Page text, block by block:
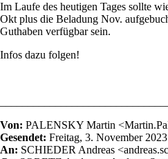
Im Laufe des heutigen Tages sollte
Okt plus die Beladung Nov.
Guthaben verfügbar sein.
Infos dazu folgen!
Von: PALENSKY Martin
Gesendet: Freitag, 3. November
An: SCHIEDER Andreas